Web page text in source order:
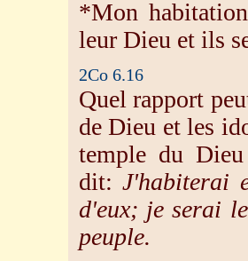
*Mon
leur Dieu et ils
2Co 6.16
Quel rapport
de Dieu et les
temple du
dit:J'habiterai
d'eux; je serai
peuple.